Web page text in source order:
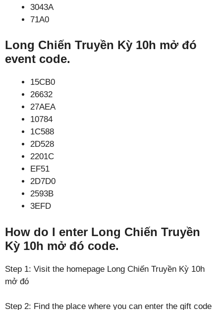
3043A
71A0
Long Chiến Truyền Kỳ 10h mở đó
event code.
15CB0
26632
27AEA
10784
1C588
2D528
2201C
EF51
2D7D0
2593B
3EFD
How do I enter Long Chiến Truyền
Kỳ 10h mở đó code.
Step 1: Visit the homepage Long Chiến Truyền Kỳ 10h
mở đó
Step 2: Find the place where you can enter the gift code